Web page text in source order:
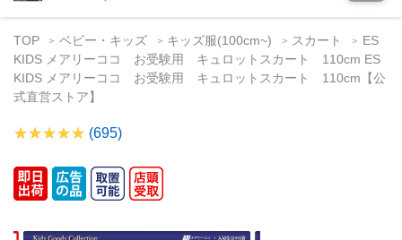
TOP ベビー・キッズ キッズ服(100cm~) スカート
ES
KIDS メアリーココ お受験用 キュロットスカート 110cm ES
KIDS メアリーココ お受験用 キュロットスカート 110cm【公
式直営ストア】
(695)